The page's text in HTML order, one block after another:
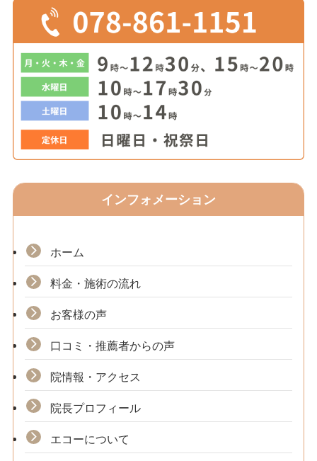
インフォメーション
ホーム
料金・施術の流れ
お客様の声
口コミ・推薦者からの声
院情報・アクセス
院長プロフィール
エコーについて